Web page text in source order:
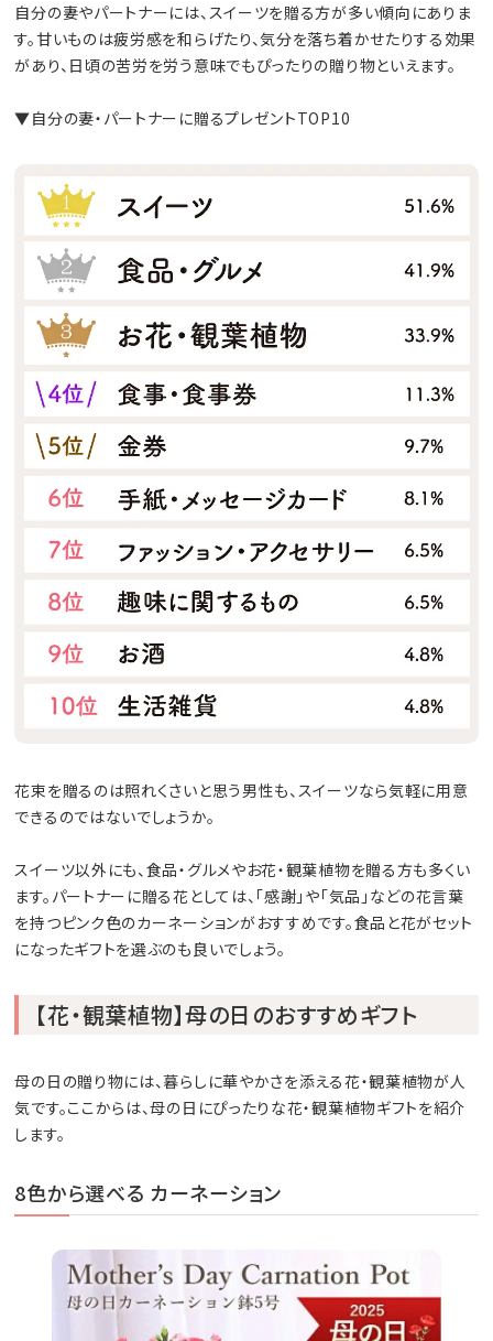
自分の妻やパートナーには、スイーツを贈る方が多い傾向にありま
す。甘いものは疲労感を和らげたり、気分を落ち着かせたりする効果
があり、日頃の苦労を労う意味でもぴったりの贈り物といえます。
▼自分の妻・パートナーに贈るプレゼントTOP10
花束を贈るのは照れくさいと思う男性も、スイーツなら気軽に用意
できるのではないでしょうか。
スイーツ以外にも、食品・グルメやお花・観葉植物を贈る方も多くい
ます。パートナーに贈る花としては、「感謝」や「気品」などの花言葉
を持つピンク色のカーネーションがおすすめです。食品と花がセット
になったギフトを選ぶのも良いでしょう。
【花・観葉植物】母の日のおすすめギフト
母の日の贈り物には、暮らしに華やかさを添える花・観葉植物が人
気です。ここからは、母の日にぴったりな花・観葉植物ギフトを紹介
します。
8色から選べる カーネーション